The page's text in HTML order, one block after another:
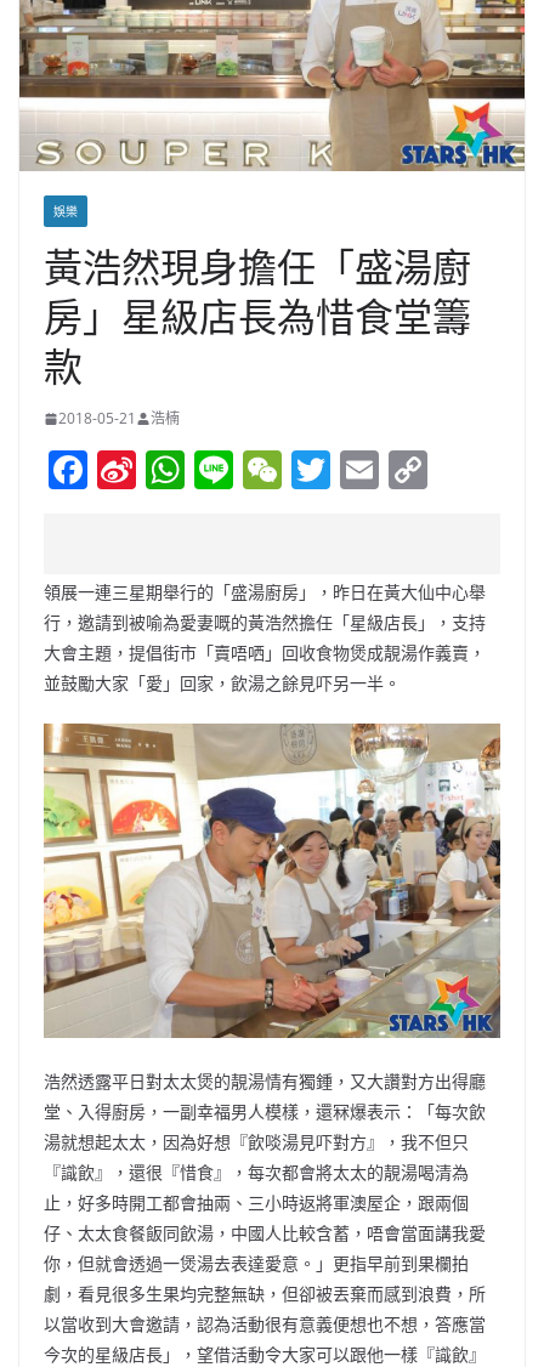
娛樂
黃浩然現身擔任「盛湯廚
房」星級店長為惜食堂籌
款
2018-05-21 浩楠
F
e
b
o
o
k
Si
W
ei
b
o
W
s
A
p
p
Li W
h
at
T
er
E
l y
Li
n
領展一連三星期舉行的「盛湯廚房」，昨日在黃大仙中心舉
行，邀請到被喻為愛妻嘅的黃浩然擔任「星級店長」，支持
大會主題，提倡街市「賣唔哂」回收食物煲成靚湯作義賣，
並鼓勵大家「愛」回家，飲湯之餘見吓另一半。
浩然透露平日對太太煲的靚湯情有獨鍾，又大讚對方出得廳
堂、入得廚房，一副幸福男人模樣，還冧爆表示：「每次飲
湯就想起太太，因為好想『飲啖湯見吓對方』，我不但只
『識飲』，還很『惜食』，每次都會將太太的靚湯喝清為
止，好多時開工都會抽兩、三小時返將軍澳屋企，跟兩個
仔、太太食餐飯同飲湯，中國人比較含蓄，唔會當面講我愛
你，但就會透過一煲湯去表達愛意。」更指早前到果欄拍
劇，看見很多生果均完整無缺，但卻被丟棄而感到浪費，所
以當收到大會邀請，認為活動很有意義便想也不想，答應當
今次的星級店長」，望借活動令大家可以跟他一樣『識飲』